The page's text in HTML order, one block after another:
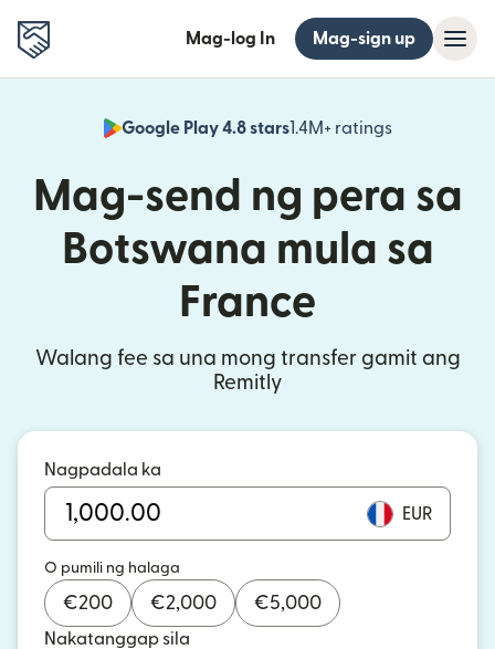
Mag-log In Mag-sign up
Google Play 4.8 stars1.4M+ ratings
(bubukas
Mag-send ng pera sa
Botswana mula sa
France
Walang fee sa una mong transfer gamit ang
Remitly
Nagpadala ka
EUR
O pumili ng halaga
€200 €2,000 €5,000
Nakatanggap sila